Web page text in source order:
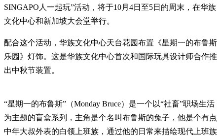
SINGAPO人一起玩”活动，将于10月4日至5日的周末，在华族
文化中心和新加坡大会堂举行。
配合这个活动，华族文化中心天台花园布置《星期一的布鲁斯
乐园》灯饰。这是华族文化中心首次和国际玩具设计师合作推
出中秋节装置。
“星期一的布鲁斯”（Monday Bruce）是一个以“社畜”职场生活
为主题的盲盒系列，主角是个名叫布鲁斯的兔子，他是个有点
中年大叔外表的白领上班族，通过他的日常来描绘现代上班族